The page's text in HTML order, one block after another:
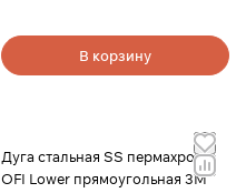
В корзину
Дуга стальная SS пермахром
OFI Lower прямоугольная 3М